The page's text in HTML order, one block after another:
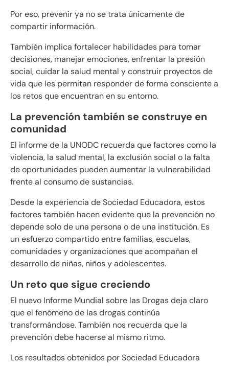
Por eso, prevenir ya no se trata únicamente de
compartir información.
También implica fortalecer habilidades para tomar
decisiones, manejar emociones, enfrentar la presión
social, cuidar la salud mental y construir proyectos de
vida que les permitan responder de forma consciente a
los retos que encuentran en su entorno.
La prevención también se construye en
comunidad
El informe de la UNODC recuerda que factores como la
violencia, la salud mental, la exclusión social o la falta
de oportunidades pueden aumentar la vulnerabilidad
frente al consumo de sustancias.
Desde la experiencia de Sociedad Educadora, estos
factores también hacen evidente que la prevención no
depende solo de una persona o de una institución. Es
un esfuerzo compartido entre familias, escuelas,
comunidades y organizaciones que acompañan el
desarrollo de niñas, niños y adolescentes.
Un reto que sigue creciendo
El nuevo Informe Mundial sobre las Drogas deja claro
que el fenómeno de las drogas continúa
transformándose. También nos recuerda que la
prevención debe hacerse al mismo ritmo.
Los resultados obtenidos por Sociedad Educadora